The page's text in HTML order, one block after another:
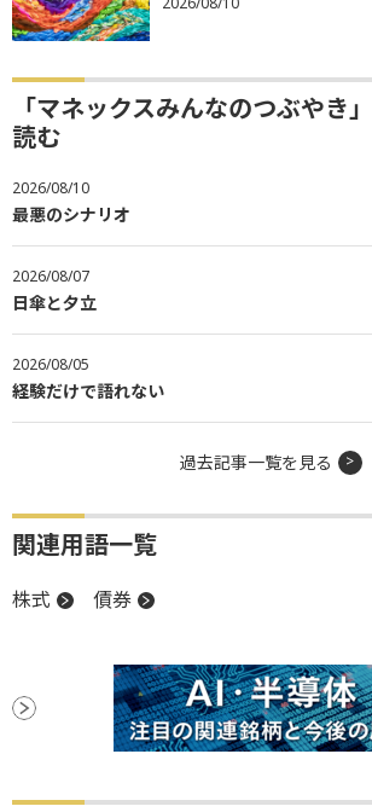
「マネックスみんなのつぶやき
読む
2026/08/10
最悪のシナリオ
2026/08/07
日傘と夕立
2026/08/05
経験だけで語れない
過去記事一覧を見る
関連用語一覧
株式 債券